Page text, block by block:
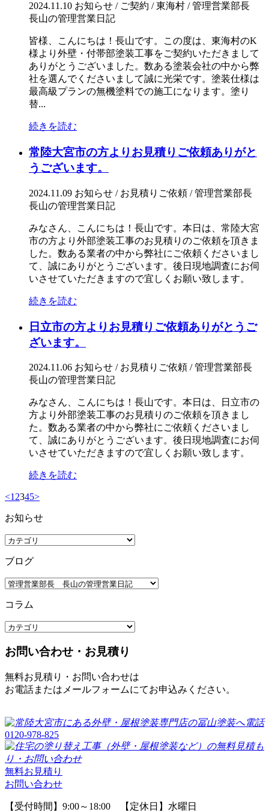
2024.11.10 お知らせ / ご契約 / 東海村 / 管理営業部長
長山の管理営業日記
皆様、こんにちは！長山です。この度は、東海村のK
様より外壁・付帯部塗装工事をご契約いただきまして
ありがとうございました。数ある塗装会社の中から弊
社を選んでくださいまして誠に光栄です。塗装仕様は
最高級プランの無機塗料での施工になります。塗り
替...
続きを読む
常陸大宮市の方よりお見積りご依頼ありがと
うございます。
2024.11.09 お知らせ / お見積りご依頼 / 管理営業部長
長山の管理営業日記
みなさん、こんにちは！長山です。本日は、常陸大宮
市の方より外部塗装工事のお見積りのご依頼を頂きま
した。数ある業者の中から弊社にご依頼くださいまし
て、誠にありがとうございます。後日現地調査にお伺
いさせていただきますので宜しくお願い致します。
続きを読む
日立市の方よりお見積りご依頼ありがとうご
ざいます。
2024.11.06 お知らせ / お見積りご依頼 / 管理営業部長
長山の管理営業日記
みなさん、こんにちは！長山です。本日は、日立市の
方より外部塗装工事のお見積りのご依頼を頂きまし
た。数ある業者の中から弊社にご依頼くださいまし
て、誠にありがとうございます。後日現地調査にお伺
いさせていただきますので宜しくお願い致します。
続きを読む
<1 2345>
お知らせ
ブログ
コラム
お問い合わせ・お見積り
無料お見積り・お問い合わせは
お電話またはメールフォームにてお申込みください。
0120-978-825
無料お見積り
お問い合わせ
【受付時間】9:00～18:00 【定休日】水曜日